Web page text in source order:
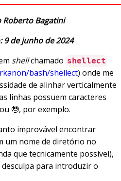
Roberto Bagatini
9 de junho de 2024
shellchamado shellect
bash/shellect) onde me
de alinhar verticalmente
linhas possuem caracteres
ou 🤓, por exemplo.
improvável encontrar
um nome de diretório no
que tecnicamente possível),
para introduzir o